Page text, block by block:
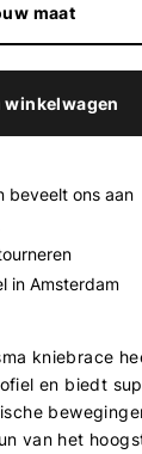
maat
winkelwagen
beveelt ons aan
in Amsterdam
kniebrace
en biedt
van het